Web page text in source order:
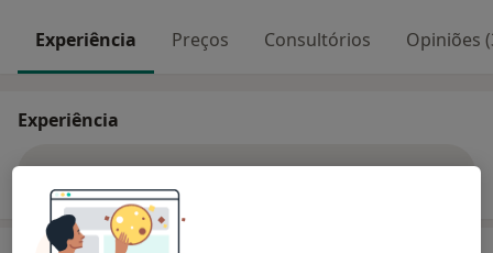
Experiência Preços Consultórios Opiniões
Experiência
Mostrar mais detalhes